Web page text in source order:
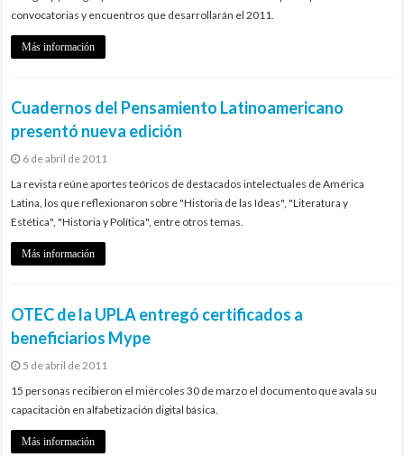
convocatorias y encuentros que desarrollarán el 2011.
Más información
Cuadernos del Pensamiento Latinoamericano
presentó nueva edición
6 de abril de 2011
La revista reúne aportes teóricos de destacados intelectuales de América
Latina, los que reflexionaron sobre "Historia de las Ideas", "Literatura y
Estética", "Historia y Política", entre otros temas.
Más información
OTEC de la UPLA entregó certificados a
beneficiarios Mype
5 de abril de 2011
15 personas recibieron el miércoles 30 de marzo el documento que avala su
capacitación en alfabetización digital básica.
Más información